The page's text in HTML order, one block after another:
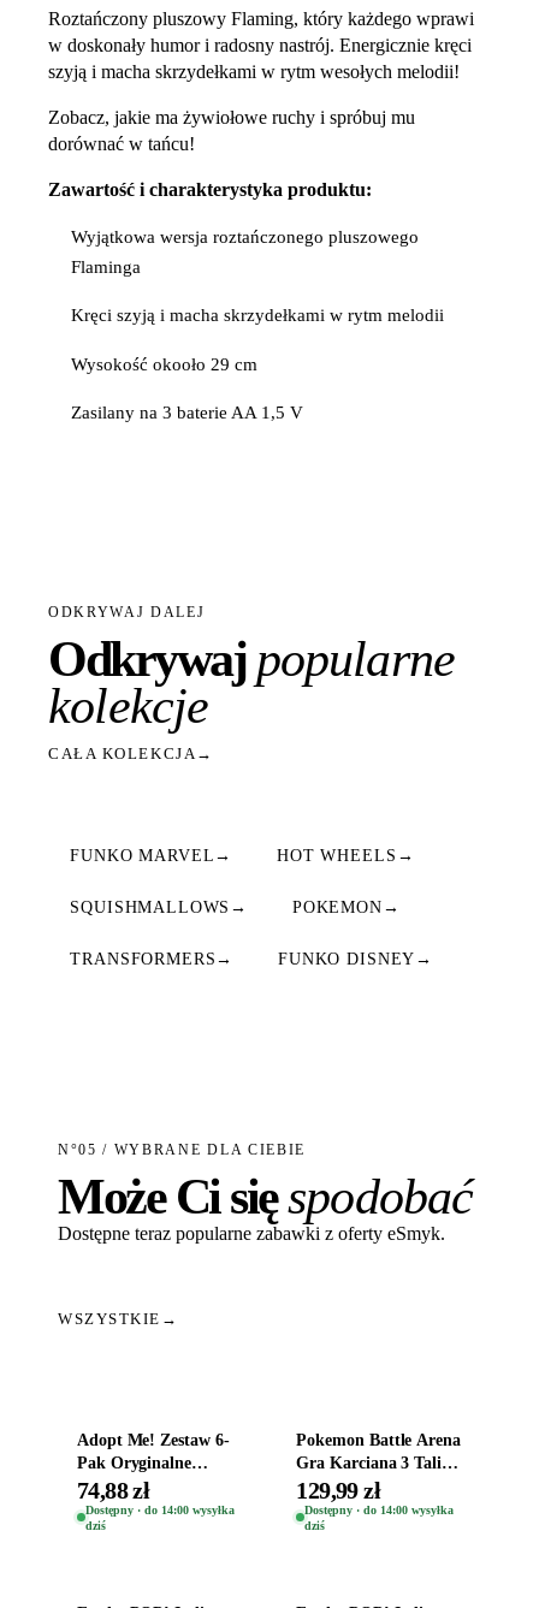
Roztańczony pluszowy Flaming, który każdego wprawi
w doskonały humor i radosny nastrój. Energicznie kręci
szyją i macha skrzydełkami w rytm wesołych melodii!
Zobacz, jakie ma żywiołowe ruchy i spróbuj mu
dorównać w tańcu!
Zawartość i charakterystyka produktu:
Wyjątkowa wersja roztańczonego pluszowego
Flaminga
Kręci szyją i macha skrzydełkami w rytm melodii
Wysokość okooło 29 cm
Zasilany na 3 baterie AA 1,5 V
ODKRYWAJ DALEJ
Odkrywajpopularne
kolekcje
CAŁA KOLEKCJA →
FUNKO MARVEL → HOT WHEELS →
SQUISHMALLOWS → POKEMON →
TRANSFORMERS → FUNKO DISNEY →
N°05 / WYBRANE DLA CIEBIE
Może Ci sięspodobać
Dostępne teraz popularne zabawki z oferty eSmyk.
WSZYSTKIE →
Adopt Me! Zestaw 6-
Pak Oryginalne
Figurki Roblox
Zwierzęta Tropical
Time
74,88 zł
Dostępny · do 14:00 wysyłka
dziś
Pokemon Battle Arena
Gra Karciana 3 Talie
Oryginal
129,99 zł
Dostępny · do 14:00 wysyłka
dziś